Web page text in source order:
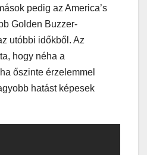
pedig az America’s
Golden Buzzer-
utóbbi időkből. Az
hogy néha a
őszinte érzelemmel
hatást képesek